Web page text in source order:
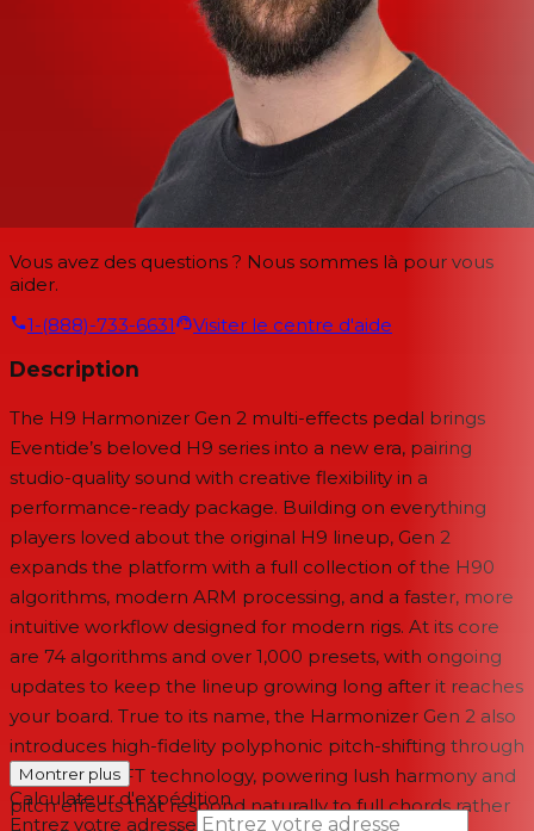
Vous avez des questions ? Nous sommes là pour vous
aider.
1-(888)-733-6631
Visiter le centre d'aide
Description
The H9 Harmonizer Gen 2 multi-effects pedal brings
Eventide’s beloved H9 series into a new era, pairing
studio-quality sound with creative flexibility in a
performance-ready package. Building on everything
players loved about the original H9 lineup, Gen 2
expands the platform with a full collection of the H90
algorithms, modern ARM processing, and a faster, more
intuitive workflow designed for modern rigs. At its core
are 74 algorithms and over 1,000 presets, with ongoing
updates to keep the lineup growing long after it reaches
your board. True to its name, the Harmonizer Gen 2 also
introduces high-fidelity polyphonic pitch-shifting through
Eventide’s SIFT technology, powering lush harmony and
pitch effects that respond naturally to full chords rather
Montrer plus
Calculateur d'expédition
Entrez votre adresse